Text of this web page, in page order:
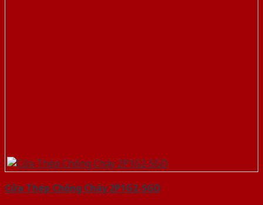
Cửa Thép Chống Cháy 2P1G2-SGD